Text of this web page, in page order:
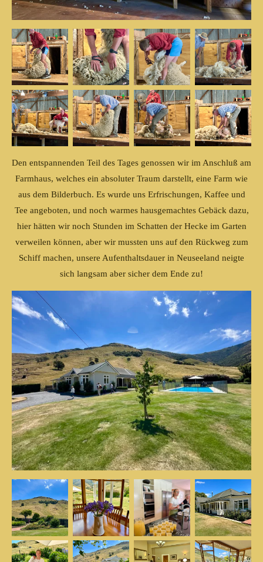
Den entspannenden Teil des Tages genossen wir im Anschluß am
Farmhaus, welches ein absoluter Traum darstellt, eine Farm wie
aus dem Bilderbuch. Es wurde uns Erfrischungen, Kaffee und
Tee angeboten, und noch warmes hausgemachtes Gebäck dazu,
hier hätten wir noch Stunden im Schatten der Hecke im Garten
verweilen können, aber wir mussten uns auf den Rückweg zum
Schiff machen, unsere Aufenthaltsdauer in Neuseeland neigte
sich langsam aber sicher dem Ende zu!